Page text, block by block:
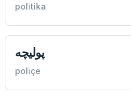
politika
پوليچه
poliçe